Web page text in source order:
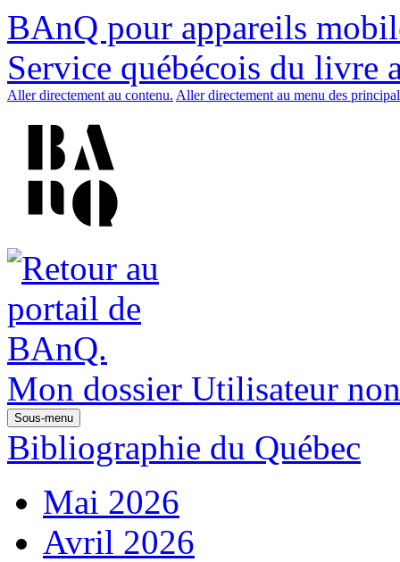
BAnQ pour appareils
Service québécois du livre
Aller directement au contenu. Aller directement au menu des
Mon dossier Utilisateur
Sous-menu
Bibliographie du Québec
Mai 2026
Avril 2026